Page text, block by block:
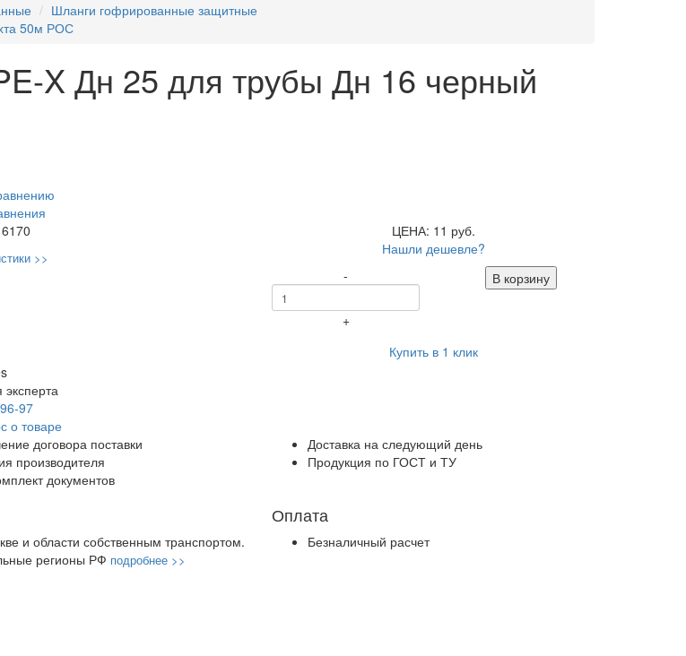
Шланги гофрированные защитные
50м РОС
X Дн 25 для трубы Дн 16 черный
>>
ЦЕНА: 11 руб.
Нашли дешевле?
-
+
В корзину
Купить в 1 клик
эксперта
97
о товаре
договора поставки
производителя
документов
Доставка на следующий день
Продукция по ГОСТ и ТУ
и области собственным транспортом.
регионы РФ подробнее >>
Оплата
Безналичный расчет